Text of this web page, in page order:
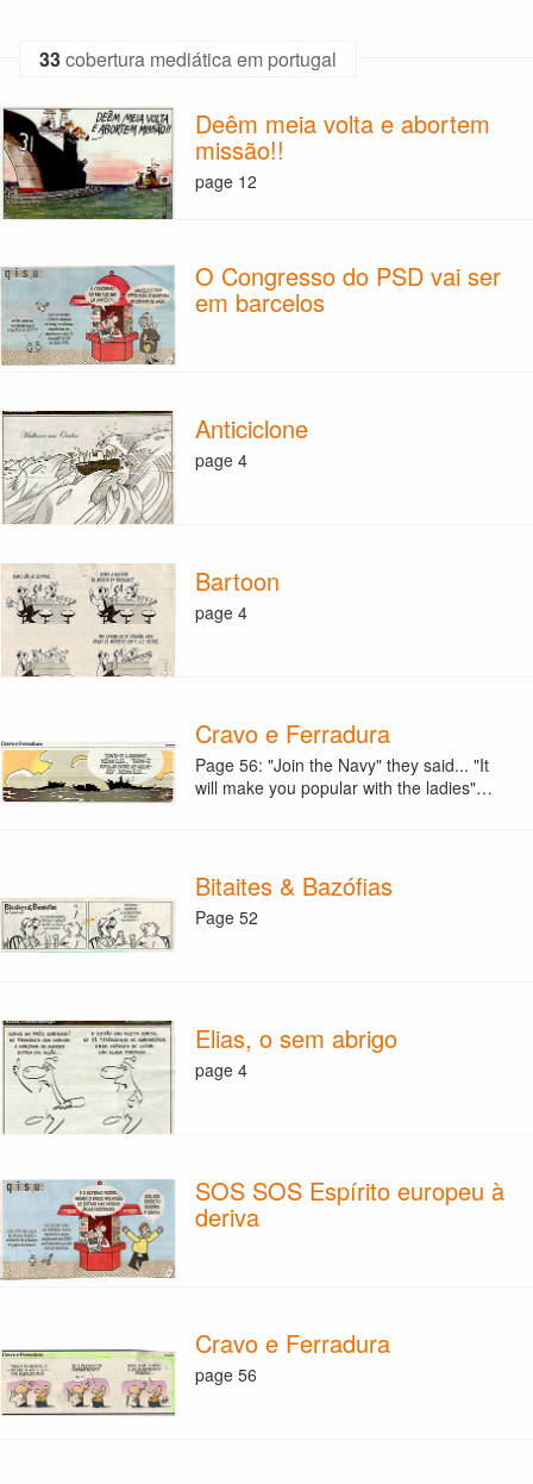
33cobertura mediática em portugal
Deêm meia volta e abortem
missão!!
page 12
O Congresso do PSD vai ser
em barcelos
Anticiclone
page 4
Bartoon
page 4
Cravo e Ferradura
Page 56: "Join the Navy" they said... "It
will make you popular with the ladies"…
Bitaites & Bazófias
Page 52
Elias, o sem abrigo
page 4
SOS SOS Espírito europeu à
deriva
Cravo e Ferradura
page 56